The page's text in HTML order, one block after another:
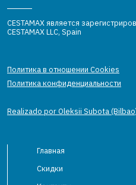
CESTAMAX является
CESTAMAX LLC, Spain
Политика в отношении Cookies
Политика конфиденциальности
Realizado por Oleksii Subota
Главная
Скидки